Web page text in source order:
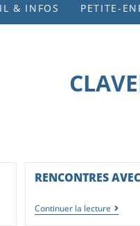
& INFOS PETITE-
RENCONTRES
Continuer la lecture